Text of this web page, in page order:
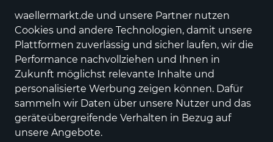
waellermarkt.de und unsere Partner nutzen
Cookies und andere Technologien, damit unsere
Plattformen zuverlässig und sicher laufen, wir die
Performance nachvollziehen und Ihnen in
Zukunft möglichst relevante Inhalte und
personalisierte Werbung zeigen können. Dafür
sammeln wir Daten über unsere Nutzer und das
geräteübergreifende Verhalten in Bezug auf
unsere Angebote.
Alle Kategorien Neuheiten Angebote Sportartikel
Alle Anbieterim
wällermarkt
FILTER